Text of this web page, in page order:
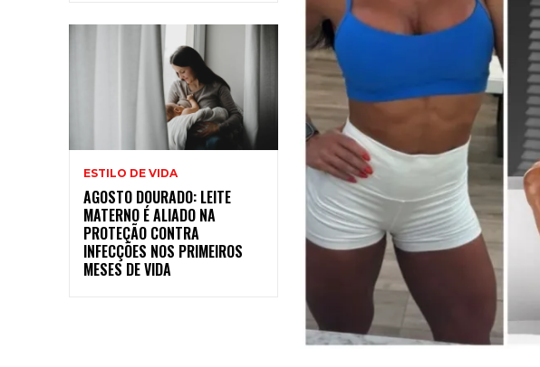
ESTILO DE VIDA
AGOSTO DOURADO: LEITE
MATERNO É ALIADO NA
PROTEÇÃO CONTRA
INFECÇÕES NOS PRIMEIROS
MESES DE VIDA